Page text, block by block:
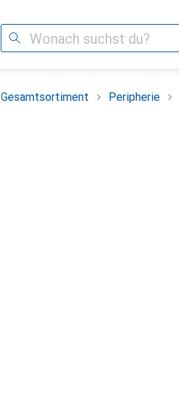
Suche
Gesamtsortiment Peripherie